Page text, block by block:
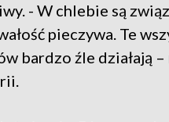
- W chlebie są
pieczywa. Te
bardzo źle działają –